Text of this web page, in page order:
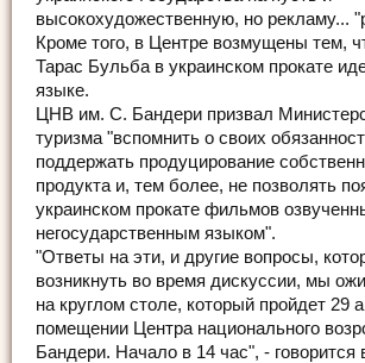
высокохудожественную, но рекламу...
Кроме того, в Центре возмущены тем,
Тарас Бульба в украинском прокате
языке.
ЦНВ им. С. Бандери призвал
туризма "вспомнить о своих
поддержать продуцирование
продукта и, тем более, не позволять
украинском прокате фильмов
негосударственным языком".
"Ответы на эти, и другие вопросы,
возникнуть во время дискуссии, мы
на круглом столе, который пройдет 29
помещении Центра национального
Бандери. Начало в 14 час", - говорится